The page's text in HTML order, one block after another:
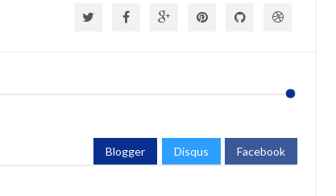
Blogger Disqus Facebook